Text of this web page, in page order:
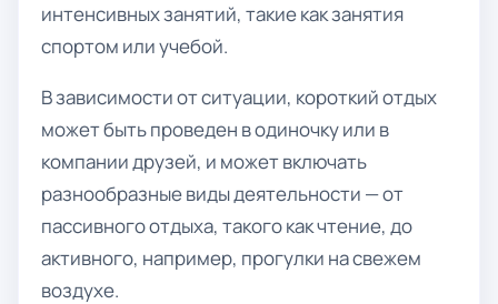
интенсивных занятий, такие как занятия
спортом или учебой.
В зависимости от ситуации, короткий отдых
может быть проведен в одиночку или в
компании друзей, и может включать
разнообразные виды деятельности — от
пассивного отдыха, такого как чтение, до
активного, например, прогулки на свежем
воздухе.